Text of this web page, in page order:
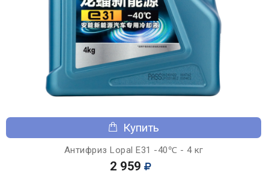
Купить
Антифриз Lopal E31 -40℃ - 4 кг
2 959